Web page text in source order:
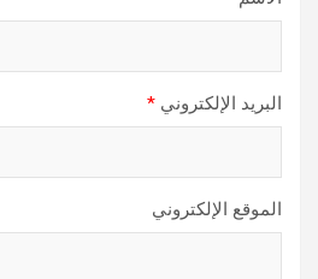
البريد الإلكتروني *
الموقع الإلكتروني